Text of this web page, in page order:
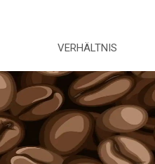
VERHÄLTNIS